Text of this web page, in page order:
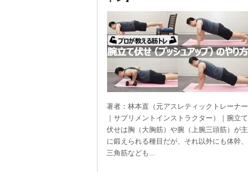
著者：林本直（元アスレティックトレーナー
｜サプリメントインストラクター）｜腕立て
伏せは胸（大胸筋）や腕（上腕三頭筋）が主
に鍛えられる種目だが、それ以外にも体幹、
三角筋なども...